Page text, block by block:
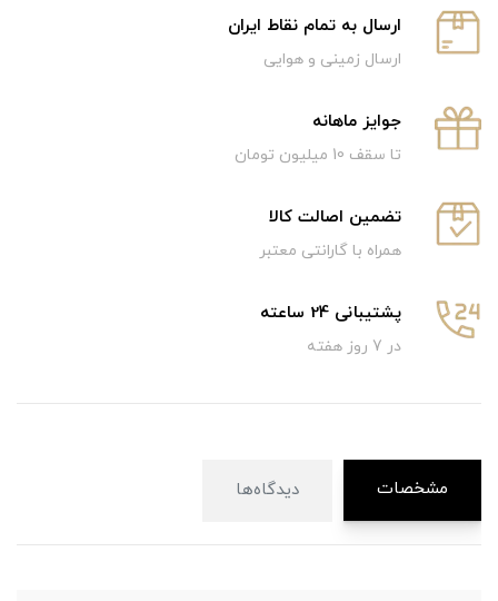
ارسال به تمام نقاط ایران
ارسال زمینی و هوایی
جوایز ماهانه
تا سقف 10 میلیون تومان
تضمین اصالت کالا
همراه با گارانتی معتبر
پشتیبانی 24 ساعته
در 7 روز هفته
مشخصات دیدگاه‌ها